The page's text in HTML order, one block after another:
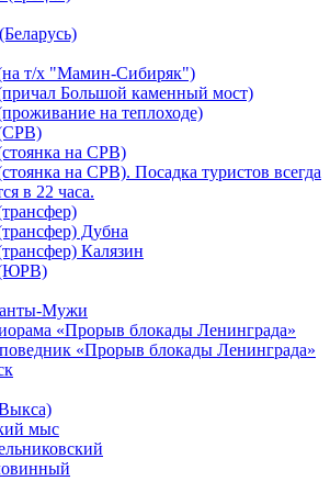
т/х "Мамин-Сибиряк")
Большой каменный мост)
на теплоходе)
на СРВ)
на СРВ). Посадка туристов всегда
в 22 часа.
Дубна
Калязин
Мужи
«Прорыв блокады Ленинграда»
«Прорыв блокады Ленинграда»
мыс